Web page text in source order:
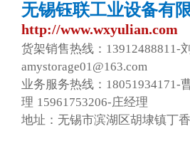
无锡钰联工业设备有
http://www.wxyulian.com
货架销售热线：13912488811-
amystorage01@163.com
业务服务热线：18051934171-
理 15961753206-庄经理
地址：无锡市滨湖区胡埭镇丁